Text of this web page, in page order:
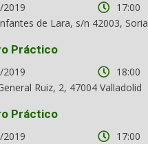
17:00
de Lara, s/n 42003, Soria
Práctico
18:00
Ruiz, 2, 47004 Valladolid
Práctico
17:00